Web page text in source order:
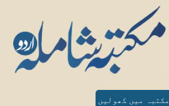
مکتبہ میں کھولیں